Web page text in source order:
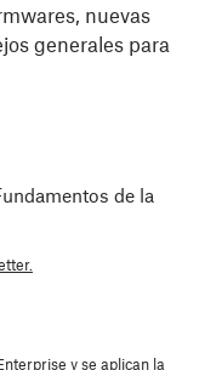
nuevas
generales para
de la
y se aplican la